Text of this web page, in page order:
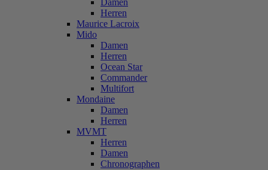
Damen
Herren
Maurice Lacroix
Mido
Damen
Herren
Ocean Star
Commander
Multifort
Mondaine
Damen
Herren
MVMT
Herren
Damen
Chronographen